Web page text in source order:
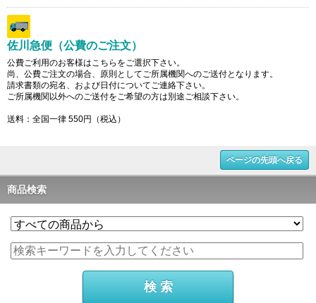
佐川急便（公費のご注文）
公費ご利用のお客様はこちらをご選択下さい。
尚、公費ご注文の場合、原則としてご所属機関へのご送付となります。
請求書類の宛名、および日付についてご連絡下さい。
ご所属機関以外へのご送付をご希望の方は別途ご相談下さい。
送料：全国一律 550円（税込）
ページの先頭へ戻る
商品検索